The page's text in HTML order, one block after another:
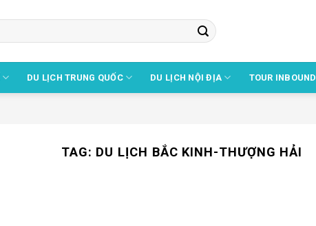
DU LỊCH TRUNG QUỐC DU LỊCH NỘI ĐỊA TOUR INBOUND
TAG: DU LỊCH BẮC KINH-THƯỢNG HẢI